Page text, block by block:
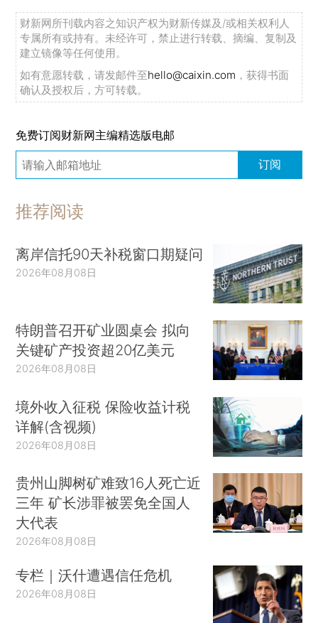
财新网所刊载内容之知识产权为财新传媒及/或相关权利人
专属所有或持有。未经许可，禁止进行转载、摘编、复制及
建立镜像等任何使用。
如有意愿转载，请发邮件至hello@caixin.com ，获得书面
确认及授权后，方可转载。
免费订阅财新网主编精选版电邮
订阅
推荐阅读
离岸信托90天补税窗口期疑问
2026年08月08日
特朗普召开矿业圆桌会 拟向
关键矿产投资超20亿美元
2026年08月08日
境外收入征税 保险收益计税
详解(含视频)
2026年08月08日
贵州山脚树矿难致16人死亡近
三年 矿长涉罪被罢免全国人
大代表
2026年08月08日
专栏｜沃什遭遇信任危机
2026年08月08日